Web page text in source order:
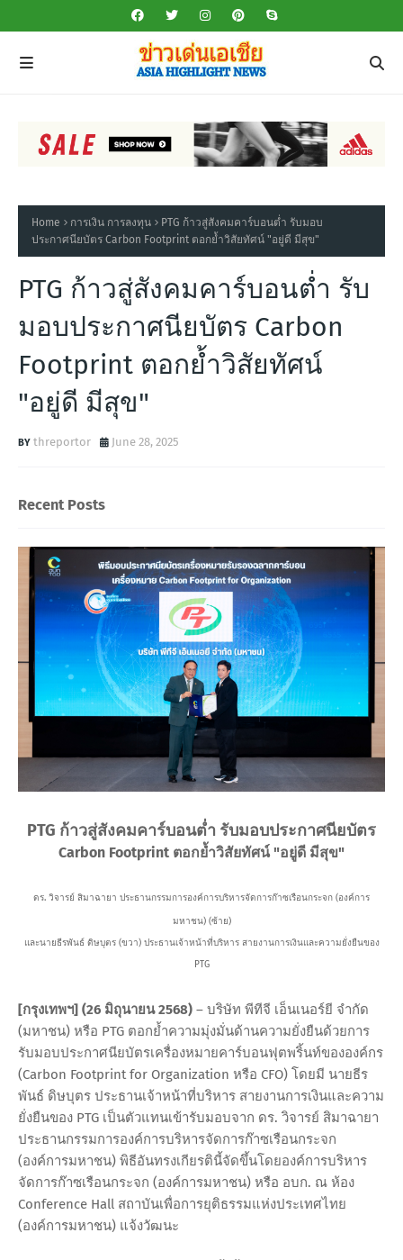
Home การเงิน การลงทุน
PTG ก้าวสู่สังคมคาร์บอนต่ำ รับมอบ
ประกาศนียบัตร Carbon Footprint ตอกย้ำวิสัยทัศน์ "อยู่ดี มีสุข"
PTG ก้าวสู่สังคมคาร์บอนต่ำ รับ
มอบประกาศนียบัตร Carbon
Footprint ตอกย้ำวิสัยทัศน์
"อยู่ดี มีสุข"
threportor June 28, 2025
Recent Posts
PTG ก้าวสู่สังคมคาร์บอนต่ำ รับมอบประกาศนียบัตร
Carbon Footprint ตอกย้ำวิสัยทัศน์ "อยู่ดี มีสุข"
ดร. วิจารย์ สิมาฉายา ประธานกรรมการองค์การบริหารจัดการก๊าซเรือนกระจก (องค์การ
มหาชน) (ซ้าย)
และนายธีรพันธ์ ดิษบุตร (ขวา) ประธานเจ้าหน้าที่บริหาร สายงานการเงินและความยั่งยืนของ
PTG
[กรุงเทพฯ] (26 มิถุนายน 2568) – บริษัท พีทีจี เอ็นเนอร์ยี จำกัด
(มหาชน) หรือ PTG ตอกย้ำความมุ่งมั่นด้านความยั่งยืนด้วยการ
รับมอบประกาศนียบัตรเครื่องหมายคาร์บอนฟุตพริ้นท์ขององค์กร
(Carbon Footprint for Organization หรือ CFO) โดยมี นายธีร
พันธ์ ดิษบุตร ประธานเจ้าหน้าที่บริหาร สายงานการเงินและความ
ยั่งยืนของ PTG เป็นตัวแทนเข้ารับมอบจาก ดร. วิจารย์ สิมาฉายา
ประธานกรรมการองค์การบริหารจัดการก๊าซเรือนกระจก
(องค์การมหาชน) พิธีอันทรงเกียรตินี้จัดขึ้นโดยองค์การบริหาร
จัดการก๊าซเรือนกระจก (องค์การมหาชน) หรือ อบก. ณ ห้อง
Conference Hall สถาบันเพื่อการยุติธรรมแห่งประเทศไทย
(องค์การมหาชน) แจ้งวัฒนะ